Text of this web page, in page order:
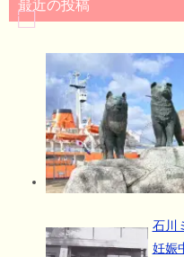
最近の投稿
石川
妊娠